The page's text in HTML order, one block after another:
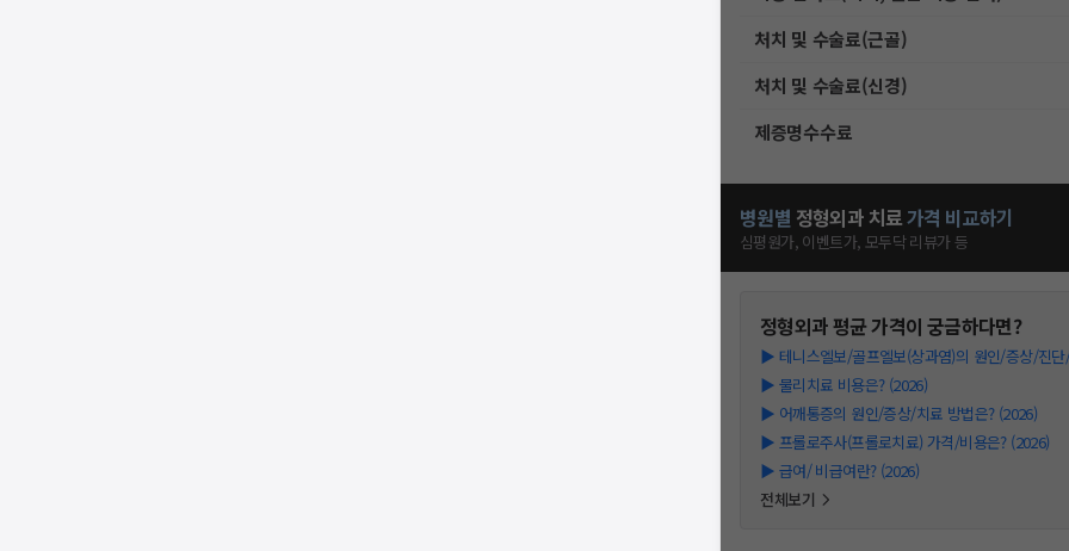
처치 및 수술료(근골)
처치 및 수술료(신경)
제증명수수료
병원별 정형외과 치료가격 비교하기
심평원가, 이벤트가, 모두닥 리뷰가 등
정형외과평균 가격이 궁금하다면?
▶ 테니스엘보/골프엘보(상과염)의 원인/증상/진
▶ 물리치료 비용은? (2026)
▶ 어깨통증의 원인/증상/치료 방법은? (2026)
▶ 프롤로주사(프롤로치료) 가격/비용은? (2026)
▶ 급여/ 비급여란? (2026)
전체보기